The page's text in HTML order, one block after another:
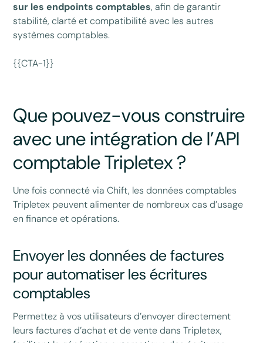
sur les endpoints comptables, afin de garantir
stabilité, clarté et compatibilité avec les autres
systèmes comptables.
{{CTA-1}}
Que pouvez-vous construire
avec une intégration de l’API
comptable Tripletex ?
Une fois connecté via Chift, les données comptables
Tripletex peuvent alimenter de nombreux cas d’usage
en finance et opérations.
Envoyer les données de factures
pour automatiser les écritures
comptables
Permettez à vos utilisateurs d’envoyer directement
leurs factures d’achat et de vente dans Tripletex,